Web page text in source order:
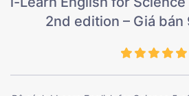
2nd edition – Giá